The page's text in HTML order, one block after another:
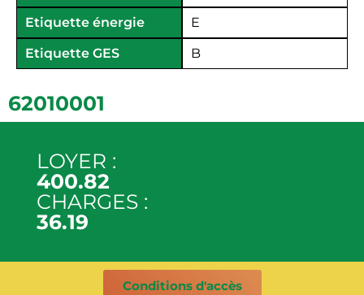
Etiquette énergie
E
Etiquette GES
B
62010001
LOYER :
400.82
CHARGES :
36.19
Conditions d'accès